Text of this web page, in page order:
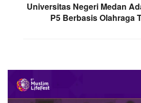
Universitas Negeri Medan
P5 Berbasis Olahraga